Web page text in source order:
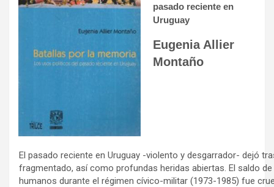
pasado reciente en
Uruguay
Eugenia Allier
Montaño
El pasado reciente en Uruguay -violento y desgarrador- dejó
fragmentado, así como profundas heridas abiertas. El saldo
humanos durante el régimen cívico-militar (1973-1985) fue